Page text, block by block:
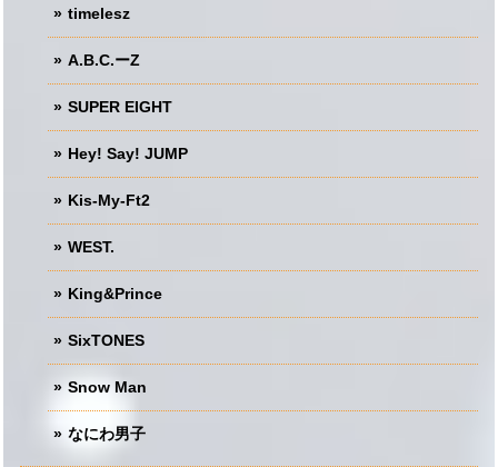
timelesz
A.B.C.ーZ
SUPER EIGHT
Hey! Say! JUMP
Kis-My-Ft2
WEST.
King&Prince
SixTONES
Snow Man
なにわ男子